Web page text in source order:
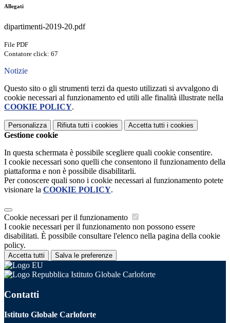
Allegati
dipartimenti-2019-20.pdf
File PDF
Contatore click: 67
Notizie
Questo sito o gli strumenti terzi da questo utilizzati si avvalgono di
cookie necessari al funzionamento ed utili alle finalità illustrate nella
COOKIE POLICY.
Personalizza Rifiuta tutti i cookies Accetta tutti i cookies
Gestione cookie
In questa schermata è possibile scegliere quali cookie consentire.
I cookie necessari sono quelli che consentono il funzionamento della
piattaforma e non è possibile disabilitarli.
Per conoscere quali sono i cookie necessari al funzionamento potete
visionare la COOKIE POLICY.
Cookie necessari per il funzionamento
I cookie necessari per il funzionamento non possono essere
disabilitati. È possibile consultare l'elenco nella pagina della cookie
policy.
Accetta tutti Salva le preferenze
Istituto Globale Carloforte
Contatti
Istituto Globale Carloforte